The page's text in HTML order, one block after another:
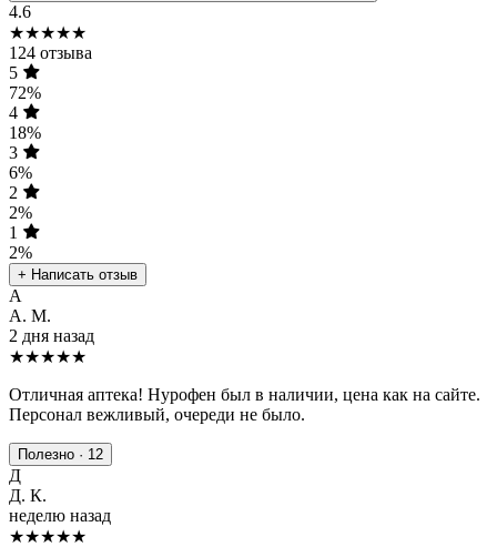
4.6
★★★★★
124 отзыва
5
72%
4
18%
3
6%
2
2%
1
2%
+ Написать отзыв
А
А. М.
2 дня назад
★★★★★
Отличная аптека! Нурофен был в наличии, цена как на сайте.
Персонал вежливый, очереди не было.
Полезно · 12
Д
Д. К.
неделю назад
★★★★★